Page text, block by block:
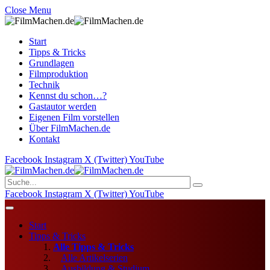
Close Menu
Start
Tipps & Tricks
Grundlagen
Filmproduktion
Technik
Kennst du schon…?
Gastautor werden
Eigenen Film vorstellen
Über FilmMachen.de
Kontakt
Facebook Instagram X (Twitter)YouTube
Facebook Instagram X (Twitter)YouTube
Start
Tipps & Tricks
Alle Tipps & Tricks
Alle Artikelserien